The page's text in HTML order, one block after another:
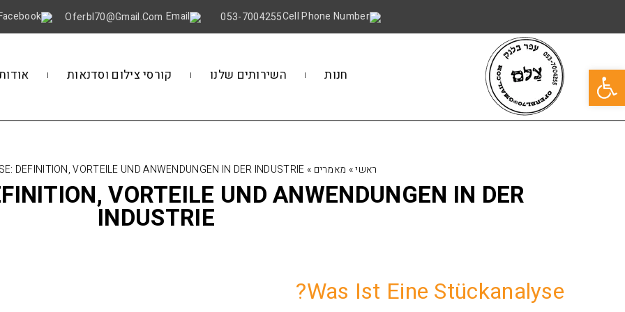
פתח סרגל נגישות
053-7004255
Oferbl70@gmail.Com
חנות השירותים שלנו קורסי צילום וסדנאות
ראשי» מאמרים »
DEFINITION, VORTEILE UND ANWENDUNGEN IN DER INDUSTRIE
VORTEILE UND ANWENDUNGEN IN DER
INDUSTRIE
Was Ist Eine Stückanalyse?